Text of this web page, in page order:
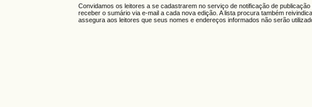
Convidamos os leitores a se cadastrarem no serviço de notificação de
receber o sumário via e-mail a cada nova edição. A lista procura também
assegura aos leitores que seus nomes e endereços informados não serão